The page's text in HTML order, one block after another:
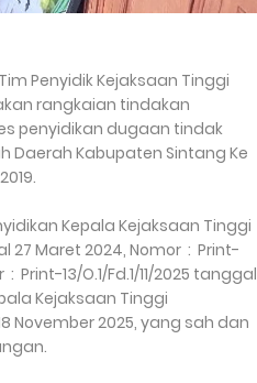
Penyidik Kejaksaan Tinggi
rangkaian tindakan
penyidikan dugaan tindak
Daerah Kabupaten Sintang Ke
Kepala Kejaksaan Tinggi
27 Maret 2024, Nomor : Print-
13/O.1/Fd.1/11/2025 tanggal
Kejaksaan Tinggi
November 2025, yang sah dan